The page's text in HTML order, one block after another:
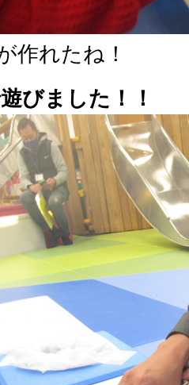
作れたね！
びました！！